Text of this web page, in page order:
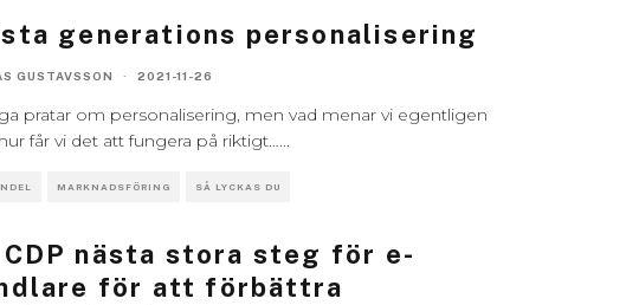
generations personalisering
GUSTAVSSON · 2021-11-26
pratar om personalisering, men vad menar vi egentligen
får vi det att fungera på riktigt…...
MARKNADSFÖRING SÅ LYCKAS DU
nästa stora steg för e-
för att förbättra